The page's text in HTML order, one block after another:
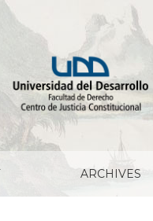
of things in
ARCHIVES